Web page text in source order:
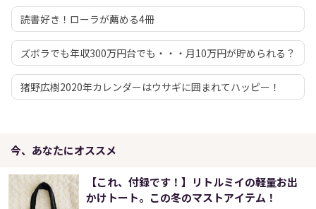
読書好き！ローラが薦める4冊
ズボラでも年収300万円台でも・・・月10万円が貯められる？
猪野広樹2020年カレンダーはウサギに囲まれてハッピー！
今、あなたにオススメ
【これ、付録です！】リトルミイの軽量お出
かけトート。この冬のマストアイテム！